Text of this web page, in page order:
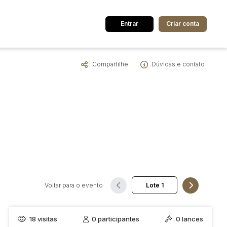
Cidade
Entrar Criar conta
Compartilhe Dúvidas e contato
Voltar para o evento
18 visitas 0participantes 0 lances